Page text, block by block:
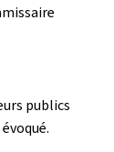
publics